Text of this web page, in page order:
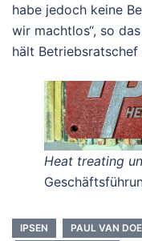
habe jedoch keine
wir machtlos“, so
hält Betriebsratschef
Heat treating
IPSEN PAUL VAN